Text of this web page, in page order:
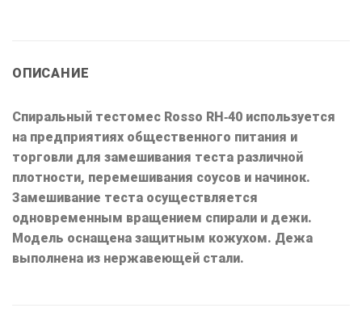
ОПИСАНИЕ
Спиральный тестомес Rosso RH‐40 используется
на предприятиях общественного питания и
торговли для замешивания теста различной
плотности, перемешивания соусов и начинок.
Замешивание теста осуществляется
одновременным вращением спирали и дежи.
Модель оснащена защитным кожухом. Дежа
выполнена из нержавеющей стали.